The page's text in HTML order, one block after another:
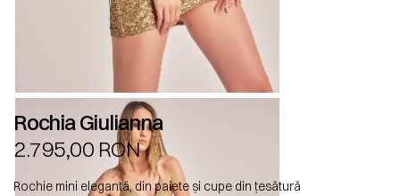
Rochia Giulianna
2.795,00 RON
Rochie mini elegantă, din paiete și cupe din țesătură